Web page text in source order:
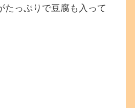
たっぷりで豆腐も入って